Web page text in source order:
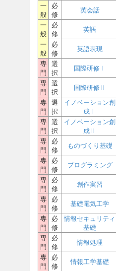
一
般
必
修
英会話
一
般
必
修
英語
一
般
必
修
英語表現
専
門
選
択
国際研修Ⅰ
専
門
選
択
国際研修Ⅱ
専
門
選
択
イノベーション創
成Ⅰ
専
門
選
択
イノベーション創
成Ⅱ
専
門
必
修
ものづくり基礎
専
門
必
修
プログラミング
専
門
必
修
創作実習
専
門
必
修
基礎電気工学
専
門
必
修
情報セキュリティ
基礎
専
門
必
修
情報処理
専
門
必
修
情報工学基礎